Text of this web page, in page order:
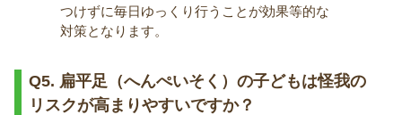
つけずに毎日ゆっくり行うことが効果等的な
対策となります。
Q5. 扁平足（へんぺいそく）の子どもは怪我の
リスクが高まりやすいですか？